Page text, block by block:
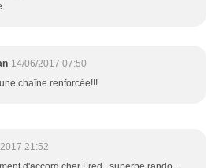
14/06/2017 07:50
chaîne renforcée!!!
21:52